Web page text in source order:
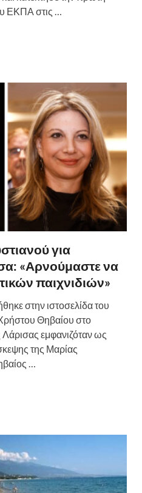
ΕΚΠΑ στις …
για
«Αρνούμαστε να
παιχνιδιών»
στην ιστοσελίδα του
Θηβαίου στο
εμφανιζόταν ως
της Μαρίας
…